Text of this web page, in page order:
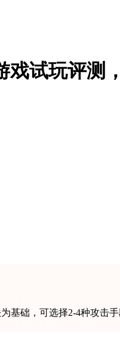
戏试玩评测
基础，可选择2-4种攻击